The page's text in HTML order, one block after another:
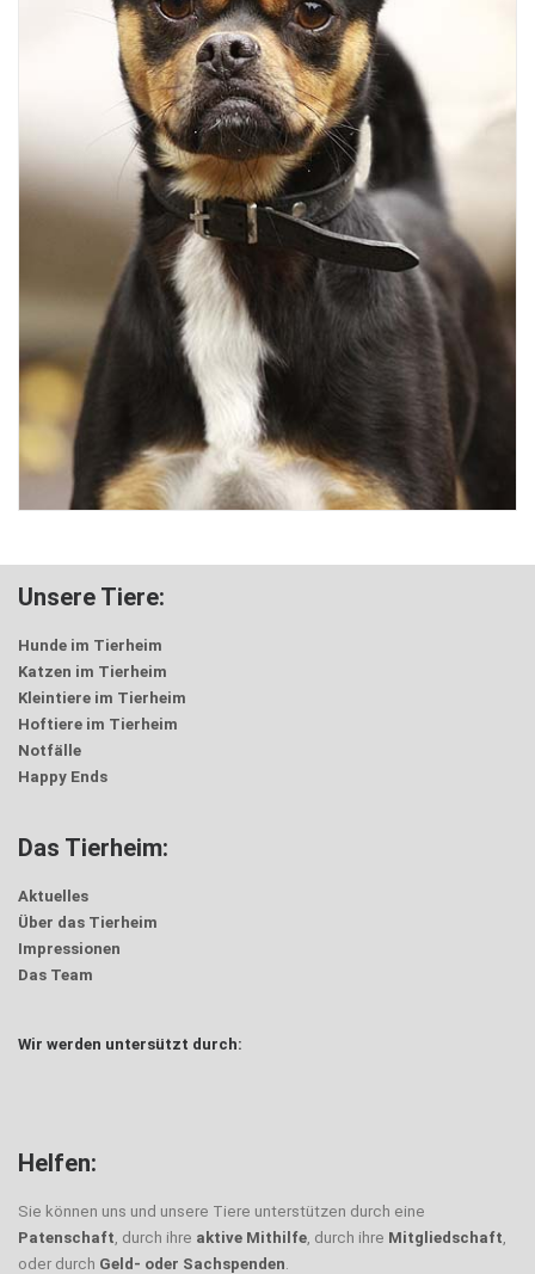
Unsere Tiere:
Hunde im Tierheim
Katzen im Tierheim
Kleintiere im Tierheim
Hoftiere im Tierheim
Notfälle
Happy Ends
Das Tierheim:
Aktuelles
Über das Tierheim
Impressionen
Das Team
Wir werden untersützt durch:
Helfen:
Sie können uns und unsere Tiere unterstützen durch eine
Patenschaft, durch ihre aktive Mithilfe, durch ihre Mitgliedschaft,
oder durch Geld- oder Sachspenden.